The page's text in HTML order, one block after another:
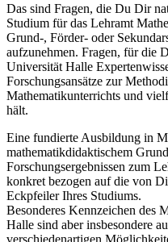
Das sind Fragen, die Du Dir
Studium für das Lehramt
Grund-, Förder- oder
aufzunehmen. Fragen, für die
Universität Halle
Forschungsansätze zur
Mathematikunterrichts und
hält.
Eine fundierte Ausbildung in
mathematik­didaktischem
Forschungsergebnissen zum
konkret bezogen auf die von
Eckpfeiler Ihres Studiums.
Besonderes Kennzeichen des
Halle sind aber insbesondere
verschiedenartigen